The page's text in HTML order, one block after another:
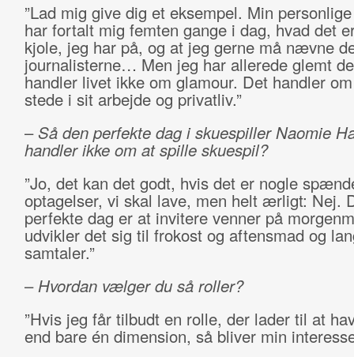
”Lad mig give dig et eksempel. Min
har fortalt mig femten gange i dag, hvad det
kjole, jeg har på, og at jeg gerne må nævne
journalisterne… Men jeg har allerede glemt
handler livet ikke om glamour. Det handler
stede i sit arbejde og privatliv.”
–Så den perfekte dag i skuespiller Naomie
handler ikke om at spille skuespil?
”Jo, det kan det godt, hvis det er nogle
optagelser, vi skal lave, men helt ærligt: Nej.
perfekte dag er at invitere venner på
udvikler det sig til frokost og aftensmad og
samtaler.”
–Hvordan vælger du så roller?
”Hvis jeg får tilbudt en rolle, der lader til at
end bare én dimension, så bliver min